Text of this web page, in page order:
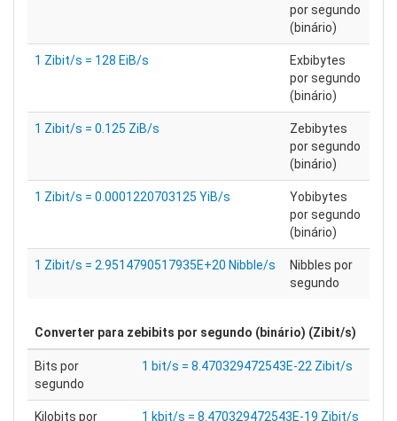
por segundo
(binário)
1 Zibit/s = 128 EiB/s
Exbibytes
por segundo
(binário)
1 Zibit/s = 0.125 ZiB/s
Zebibytes
por segundo
(binário)
1 Zibit/s = 0.0001220703125 YiB/s
Yobibytes
por segundo
(binário)
1 Zibit/s = 2.9514790517935E+20 Nibble/s
Nibbles por
segundo
Converter para zebibits por segundo (binário) (Zibit/s)
Bits por
segundo
1 bit/s = 8.470329472543E-22 Zibit/s
Kilobits por
1 kbit/s = 8.470329472543E-19 Zibit/s